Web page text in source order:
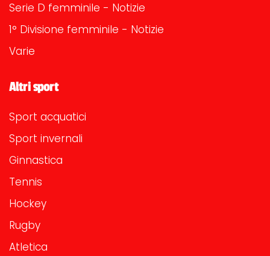
Serie D femminile - Notizie
1° Divisione femminile - Notizie
Varie
Altri sport
Sport acquatici
Sport invernali
Ginnastica
Tennis
Hockey
Rugby
Atletica